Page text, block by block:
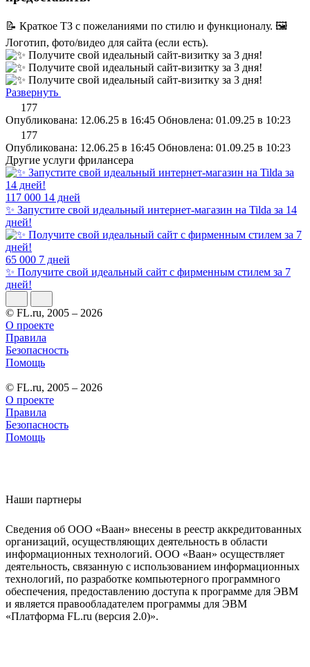
📝 Краткое ТЗ с пожеланиями по стилю и функционалу. 🖼️
Логотип, фото/видео для сайта (если есть).
Развернуть
177
Опубликована: 12.06.25 в 16:45 Обновлена: 01.09.25 в 10:23
177
Опубликована: 12.06.25 в 16:45 Обновлена: 01.09.25 в 10:23
Другие услуги фрилансера
117 000 14 дней
✨ Запустите свой идеальный интернет-магазин на Tilda за 14
дней!
65 000 7 дней
✨ Получите свой идеальный сайт c фирменным стилем за 7
дней!
© FL.ru, 2005 – 2026
О проекте
Правила
Безопасность
Помощь
© FL.ru, 2005 – 2026
О проекте
Правила
Безопасность
Помощь
Наши партнеры
Сведения об ООО «Ваан» внесены в реестр аккредитованных
организаций, осуществляющих деятельность в области
информационных технологий. ООО «Ваан» осуществляет
деятельность, связанную с использованием информационных
технологий, по разработке компьютерного программного
обеспечения, предоставлению доступа к программе для ЭВМ
и является правообладателем программы для ЭВМ
«Платформа FL.ru (версия 2.0)».